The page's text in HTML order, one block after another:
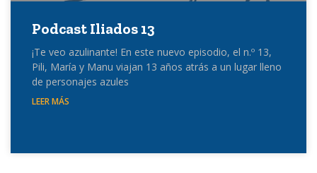
Podcast Iliados 13
¡Te veo azulinante! En este nuevo episodio, el n.º 13,
Pili, María y Manu viajan 13 años atrás a un lugar lleno
de personajes azules
LEER MÁS